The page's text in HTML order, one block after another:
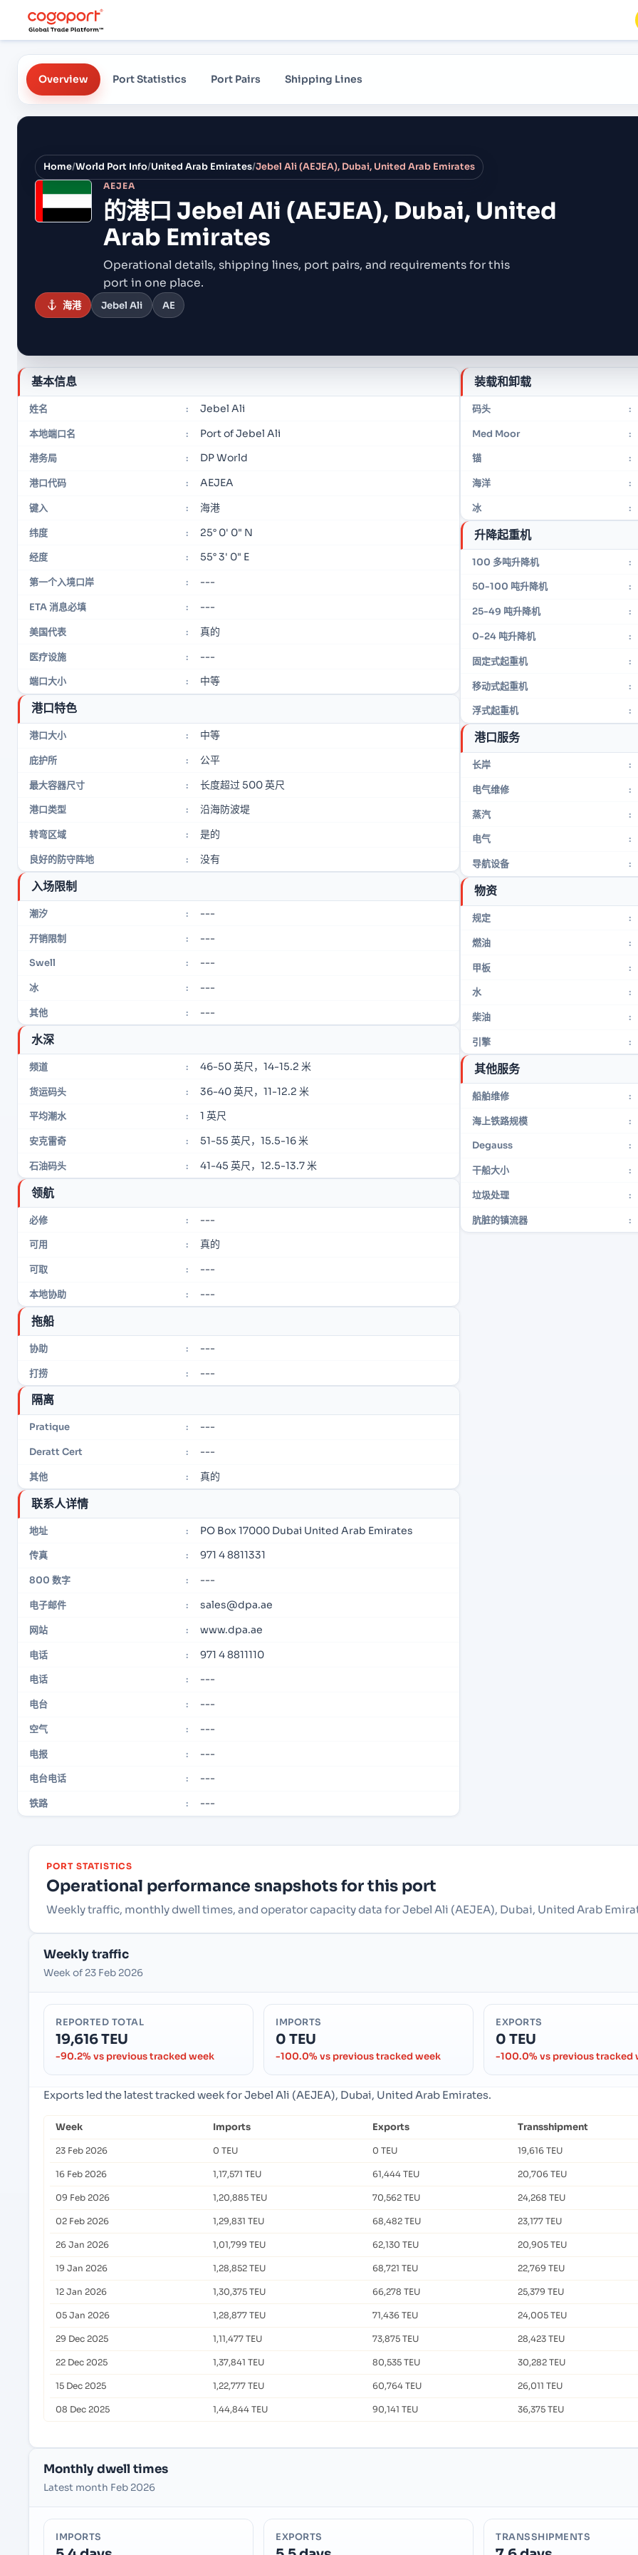
Overview Port Statistics Port Pairs Shipping Lines
Home/World Port Info/United Arab Emirates/Jebel Ali (AEJEA), Dubai, United Arab Emirates
AEJEA
的港口 Jebel Ali (AEJEA), Dubai, United
Arab Emirates
Operational details, shipping lines, port pairs, and requirements for this
port in one place.
海港 Jebel Ali AE
基本信息
姓名 : Jebel Ali
本地端口名 : Port of Jebel Ali
港务局 : DP World
港口代码 : AEJEA
键入 : 海港
纬度 : 25° 0' 0" N
经度 : 55° 3' 0" E
第一个入境口岸 : ---
ETA 消息必填 : ---
美国代表 : 真的
医疗设施 : ---
端口大小 : 中等
港口特色
港口大小 : 中等
庇护所 : 公平
最大容器尺寸 : 长度超过 500 英尺
港口类型 : 沿海防波堤
转弯区域 : 是的
良好的防守阵地 : 没有
入场限制
潮汐 : ---
开销限制 : ---
Swell : ---
冰 : ---
其他 : ---
水深
频道 : 46-50 英尺，14-15.2 米
货运码头 : 36-40 英尺，11-12.2 米
平均潮水 : 1 英尺
安克雷奇 : 51-55 英尺，15.5-16 米
石油码头 : 41-45 英尺，12.5-13.7 米
领航
必修 : ---
可用 : 真的
可取 : ---
本地协助 : ---
拖船
协助 : ---
打捞 : ---
隔离
Pratique : ---
Deratt Cert : ---
其他 : 真的
联系人详情
地址 : PO Box 17000 Dubai United Arab Emirates
传真 : 971 4 8811331
800 数字 : ---
电子邮件 : sales@dpa.ae
网站 : www.dpa.ae
电话 : 971 4 8811110
电话 : ---
电台 : ---
空气 : ---
电报 : ---
电台电话 : ---
铁路 : ---
装载和卸载
码头 :
Med Moor :
锚 :
海洋 :
冰 :
升降起重机
100 多吨升降机 :
50-100 吨升降机 :
25-49 吨升降机 :
0-24 吨升降机 :
固定式起重机 :
移动式起重机 :
浮式起重机 :
港口服务
长岸 :
电气维修 :
蒸汽 :
电气 :
导航设备 :
物资
规定 :
燃油 :
甲板 :
水 :
柴油 :
引擎 :
其他服务
船舶维修 :
海上铁路规模 :
Degauss :
干船大小 :
垃圾处理 :
肮脏的镇流器 :
PORT STATISTICS
Operational performance snapshots for this port
Weekly traffic, monthly dwell times, and operator capacity data for Jebel Ali (AEJEA), Dubai, United Arab
Weekly traffic
Week of 23 Feb 2026
REPORTED TOTAL
19,616 TEU
-90.2% vs previous tracked week
IMPORTS
0 TEU
-100.0% vs previous tracked week
EXPORTS
0 TEU
-100.0% vs previous tracked
Exports led the latest tracked week for Jebel Ali (AEJEA), Dubai, United Arab Emirates.
Week Imports Exports Transshipment
23 Feb 2026 0 TEU 0 TEU 19,616 TEU
16 Feb 2026 1,17,571 TEU 61,444 TEU 20,706 TEU
09 Feb 2026 1,20,885 TEU 70,562 TEU 24,268 TEU
02 Feb 2026 1,29,831 TEU 68,482 TEU 23,177 TEU
26 Jan 2026 1,01,799 TEU 62,130 TEU 20,905 TEU
19 Jan 2026 1,28,852 TEU 68,721 TEU 22,769 TEU
12 Jan 2026 1,30,375 TEU 66,278 TEU 25,379 TEU
05 Jan 2026 1,28,877 TEU 71,436 TEU 24,005 TEU
29 Dec 2025 1,11,477 TEU 73,875 TEU 28,423 TEU
22 Dec 2025 1,37,841 TEU 80,535 TEU 30,282 TEU
15 Dec 2025 1,22,777 TEU 60,764 TEU 26,011 TEU
08 Dec 2025 1,44,844 TEU 90,141 TEU 36,375 TEU
Monthly dwell times
Latest month Feb 2026
IMPORTS EXPORTS TRANSSHIPMENTS